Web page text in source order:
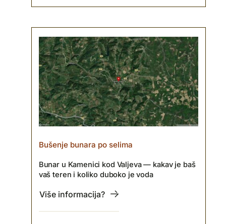
Bušenje bunara po selima
Bunar u Kamenici kod Valjeva — kakav je baš
vaš teren i koliko duboko je voda
Više informacija?